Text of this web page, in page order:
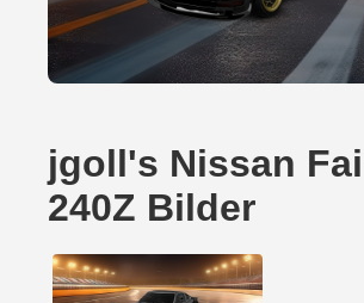
jgoll's Nissan
240Z Bilder